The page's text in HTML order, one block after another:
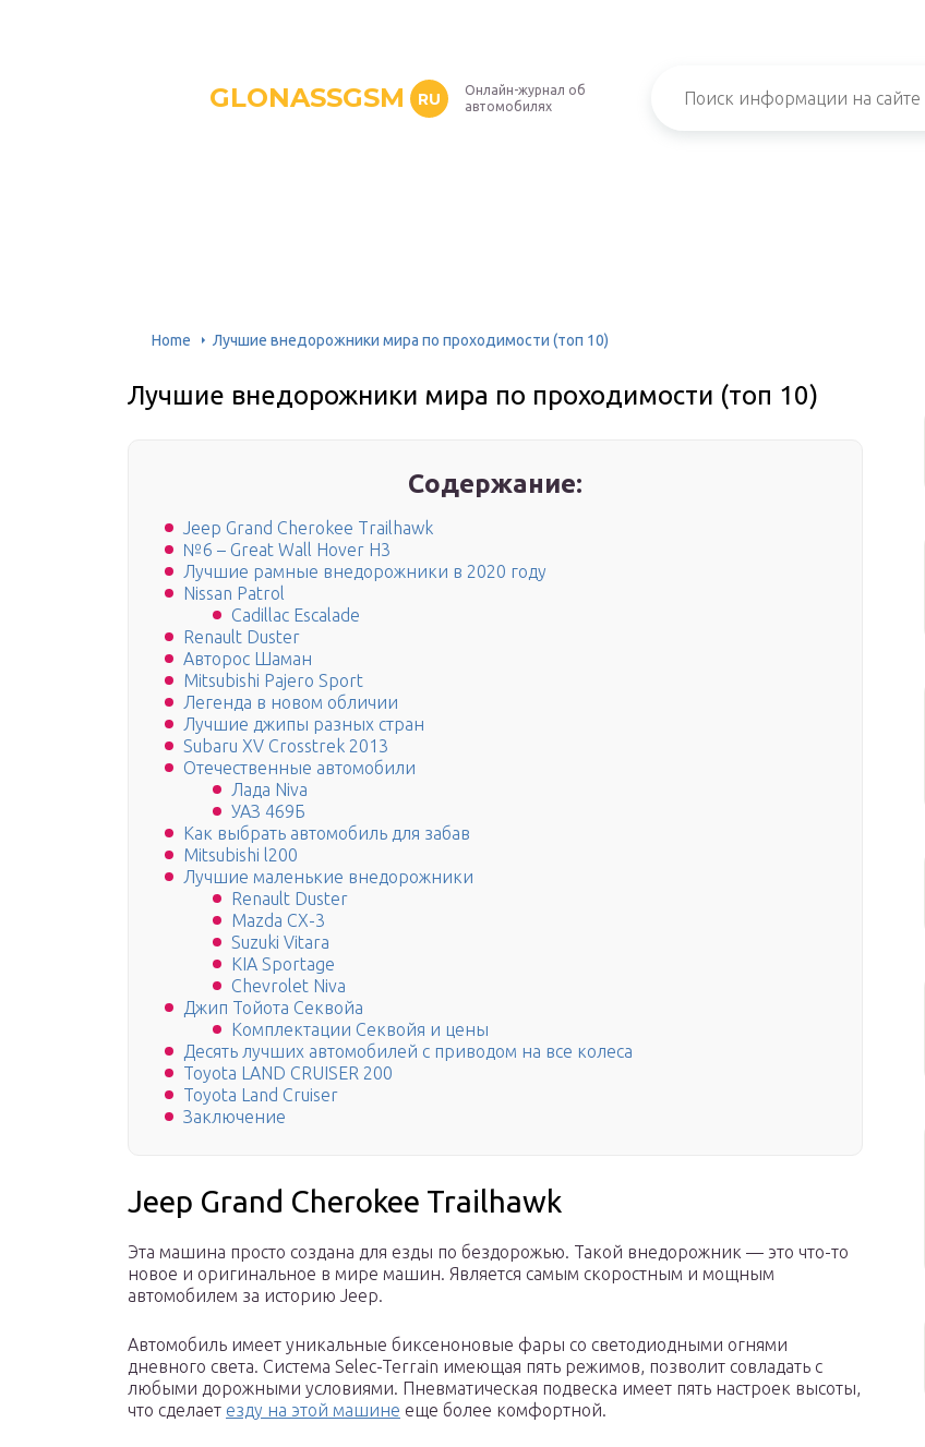
GLONASSGSM RU
Онлайн-журнал об
автомобилях
Home Лучшие внедорожники мира по проходимости (топ 10)
Лучшие внедорожники мира по проходимости (топ 10)
Содержание:
Jeep Grand Cherokee Trailhawk
№6 – Great Wall Hover H3
Лучшие рамные внедорожники в 2020 году
Nissan Patrol
Cadillac Escalade
Renault Duster
Авторос Шаман
Mitsubishi Pajero Sport
Легенда в новом обличии
Лучшие джипы разных стран
Subaru XV Crosstrek 2013
Отечественные автомобили
Лада Niva
УАЗ 469Б
Как выбрать автомобиль для забав
Mitsubishi l200
Лучшие маленькие внедорожники
Renault Duster
Mazda CX-3
Suzuki Vitara
KIA Sportage
Chevrolet Niva
Джип Тойота Секвойа
Комплектации Секвойя и цены
Десять лучших автомобилей с приводом на все колеса
Toyota LAND CRUISER 200
Toyota Land Cruiser
Заключение
Jeep Grand Cherokee Trailhawk
Эта машина просто создана для езды по бездорожью. Такой внедорожник — это что-то
новое и оригинальное в мире машин. Является самым скоростным и мощным
автомобилем за историю Jeep.
Автомобиль имеет уникальные биксеноновые фары со светодиодными огнями
дневного света. Система Selec-Terrain имеющая пять режимов, позволит совладать с
любыми дорожными условиями. Пневматическая подвеска имеет пять настроек высоты,
что сделает езду на этой машине еще более комфортной.